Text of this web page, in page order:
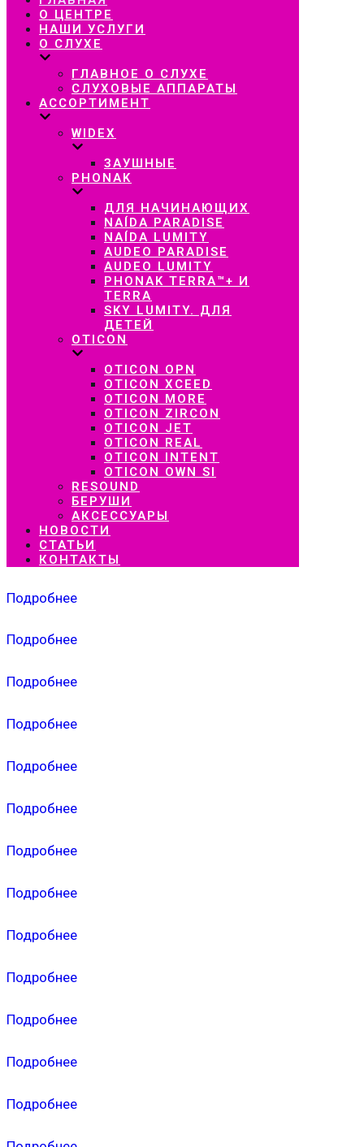
навигацию
О ЦЕНТРЕ
НАШИ УСЛУГИ
О СЛУХЕ
ГЛАВНОЕ О СЛУХЕ
СЛУХОВЫЕ АППАРАТЫ
АССОРТИМЕНТ
WIDEX
ЗАУШНЫЕ
PHONAK
ДЛЯ НАЧИНАЮЩИХ
NAÍDA PARADISE
NAÍDA LUMITY
AUDEO PARADISE
AUDEO LUMITY
PHONAK TERRA™+ И
TERRA
SKY LUMITY. ДЛЯ
ДЕТЕЙ
OTICON
OTICON OPN
OTICON XCEED
OTICON MORE
OTICON ZIRCON
OTICON JET
OTICON REAL
OTICON INTENT
OTICON OWN SI
RESOUND
БЕРУШИ
АКСЕССУАРЫ
НОВОСТИ
СТАТЬИ
КОНТАКТЫ
Подробнее
Подробнее
Подробнее
Подробнее
Подробнее
Подробнее
Подробнее
Подробнее
Подробнее
Подробнее
Подробнее
Подробнее
Подробнее